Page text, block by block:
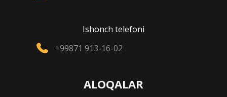
Ishonch telefoni
+99871 913-16-02
ALOQALAR